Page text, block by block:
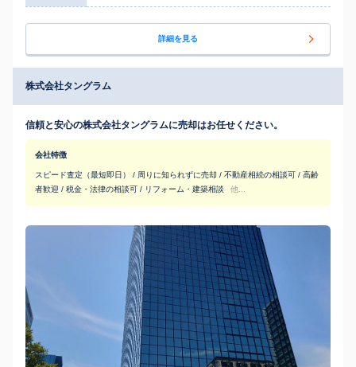
詳細を見る
株式会社タングラム
信頼と安心の株式会社タングラムに売却はお任せください。
会社特徴
スピード査定（最短即日） / 周りに知られずに売却 / 不動産相続の相談可 / 高齢
者歓迎 / 税金・法律の相談可 / リフォーム・建築相談
他...